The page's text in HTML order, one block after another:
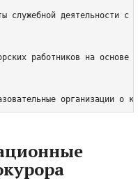
служебной деятельности
работников на основе